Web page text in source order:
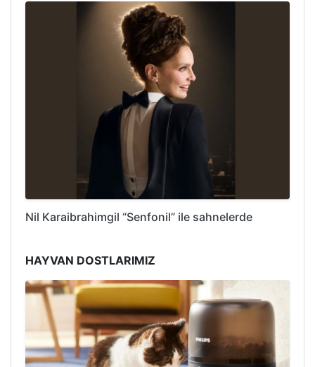
Nil Karaibrahimgil “Senfonil” ile sahnelerde
HAYVAN DOSTLARIMIZ